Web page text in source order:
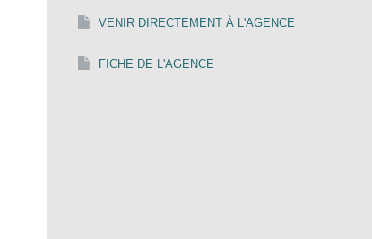
VENIR DIRECTEMENT À L'AGENCE
FICHE DE L'AGENCE